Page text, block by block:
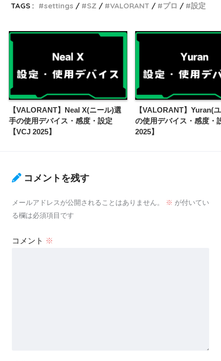
TAGS : settings SZ VALORANT プロ 設定
【VALORANT】Neal X(ニール)選
手の使用デバイス・感度・設定
【VCJ 2025】
【VALORANT】Yuran(
の使用デバイス・感度・
2025】
コメントを残す
メールアドレスが公開されることはありません。 ※ が付いてい
る欄は必須項目です
コメント ※